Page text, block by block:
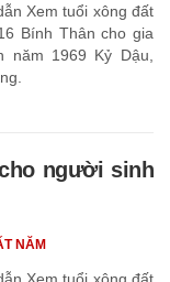
Xem tuổi xông đất
Bính Thân cho gia
năm 1969 Kỷ Dậu,
người sinh
NĂM